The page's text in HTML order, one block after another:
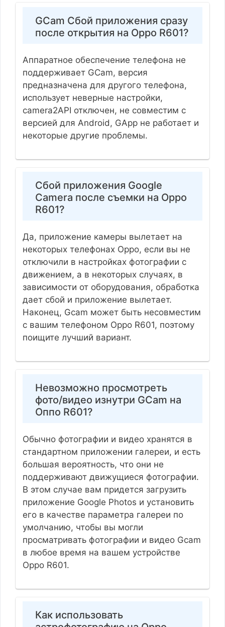
GCam Сбой приложения сразу
после открытия на Oppo R601?
Аппаратное обеспечение телефона не
поддерживает GCam, версия
предназначена для другого телефона,
использует неверные настройки,
camera2API отключен, не совместим с
версией для Android, GApp не работает и
некоторые другие проблемы.
Сбой приложения Google
Camera после съемки на Oppo
R601?
Да, приложение камеры вылетает на
некоторых телефонах Oppo, если вы не
отключили в настройках фотографии с
движением, а в некоторых случаях, в
зависимости от оборудования, обработка
дает сбой и приложение вылетает.
Наконец, Gcam может быть несовместим
с вашим телефоном Oppo R601, поэтому
поищите лучший вариант.
Невозможно просмотреть
фото/видео изнутри GCam на
Оппо R601?
Обычно фотографии и видео хранятся в
стандартном приложении галереи, и есть
большая вероятность, что они не
поддерживают движущиеся фотографии.
В этом случае вам придется загрузить
приложение Google Photos и установить
его в качестве параметра галереи по
умолчанию, чтобы вы могли
просматривать фотографии и видео Gcam
в любое время на вашем устройстве
Oppo R601.
Как использовать